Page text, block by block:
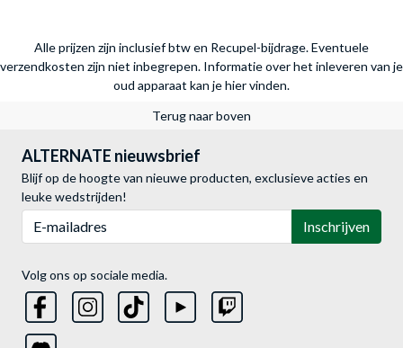
Alle prijzen zijn inclusief btw en Recupel-bijdrage. Eventuele
verzendkosten zijn niet inbegrepen. Informatie over het inleveren van je
oud apparaat kan je hier vinden.
Terug naar boven
ALTERNATE nieuwsbrief
Blijf op de hoogte van nieuwe producten, exclusieve acties en
leuke wedstrijden!
Inschrijven
Volg ons op sociale media.